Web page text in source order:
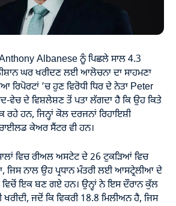
Albanese ਨੂੰ ਪਿਛਲੇ ਸਾਲ 4.3
ਘਰ ਖਰੀਦਣ ਲਈ ਆਲੋਚਨਾ ਦਾ ਸਾਹਮਣਾ
ਰਿਪੋਰਟਾਂ ’ਚ ਹੁਣ ਵਿਰੋਧੀ ਧਿਰ ਦੇ ਨੇਤਾ Peter
ਵੇਚ ਦੇ ਵਿਸ਼ਲੇਸ਼ਣ ਤੋਂ ਪਤਾ ਲੱਗਦਾ ਹੈ ਕਿ ਉਹ ਕਿਤੇ
ਹਨ, ਜਿਨ੍ਹਾਂ ਕੋਲ ਦਰਜਨਾਂ ਰਿਹਾਇਸ਼ੀ
ਕੇਅਰ ਸੈਂਟਰ ਵੀ ਹਨ।
ਵਿਚ ਰੀਅਲ ਅਸਟੇਟ ਦੇ 26 ਟੁਕੜਿਆਂ ਵਿਚ
ਜਿਸ ਨਾਲ ਉਹ ਪ੍ਰਧਾਨ ਮੰਤਰੀ ਲਈ ਆਸਟ੍ਰੇਲੀਆ ਦੇ
ਵਿਚੋਂ ਇਕ ਬਣ ਗਏ ਹਨ। ਉਨ੍ਹਾਂ ਨੇ ਇਸ ਦੌਰਾਨ ਕੁੱਲ
ਖਰੀਦੀ, ਜਦੋਂ ਕਿ ਵਿਕਰੀ 18.8 ਮਿਲੀਅਨ ਹੈ, ਜਿਸ